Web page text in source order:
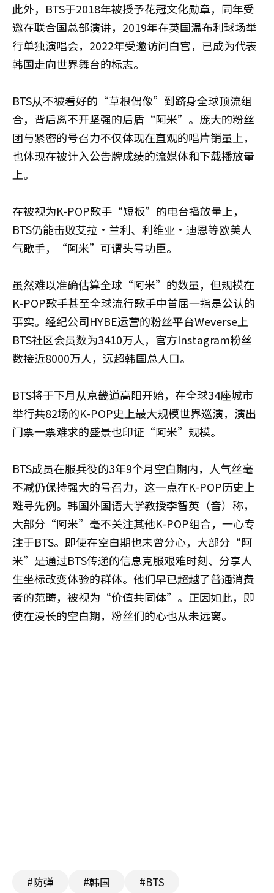
此外，BTS于2018年被授予花冠文化勋章，同年受
邀在联合国总部演讲，2019年在英国温布利球场举
行单独演唱会，2022年受邀访问白宫，已成为代表
韩国走向世界舞台的标志。
BTS从不被看好的“草根偶像”到跻身全球顶流组
合，背后离不开坚强的后盾“阿米”。庞大的粉丝
团与紧密的号召力不仅体现在直观的唱片销量上，
也体现在被计入公告牌成绩的流媒体和下载播放量
上。
在被视为K-POP歌手“短板”的电台播放量上，
BTS仍能击败艾拉·兰利、利维亚·迪恩等欧美人
气歌手，“阿米”可谓头号功臣。
虽然难以准确估算全球“阿米”的数量，但规模在
K-POP歌手甚至全球流行歌手中首屈一指是公认的
事实。经纪公司HYBE运营的粉丝平台Weverse上
BTS社区会员数为3410万人，官方Instagram粉丝
数接近8000万人，远超韩国总人口。
BTS将于下月从京畿道高阳开始，在全球34座城市
举行共82场的K-POP史上最大规模世界巡演，演出
门票一票难求的盛景也印证“阿米”规模。
BTS成员在服兵役的3年9个月空白期内，人气丝毫
不减仍保持强大的号召力，这一点在K-POP历史上
难寻先例。韩国外国语大学教授李智英（音）称，
大部分“阿米”毫不关注其他K-POP组合，一心专
注于BTS。即使在空白期也未曾分心，大部分“阿
米”是通过BTS传递的信息克服艰难时刻、分享人
生坐标改变体验的群体。他们早已超越了普通消费
者的范畴，被视为“价值共同体”。正因如此，即
使在漫长的空白期，粉丝们的心也从未远离。
#防弹 #韩国 #BTS